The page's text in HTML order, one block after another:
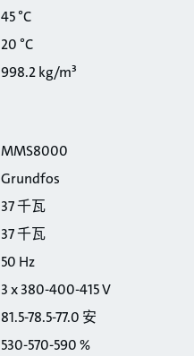
45 °C
20 °C
998.2 kg/m³
MMS8000
Grundfos
37 千瓦
37 千瓦
50 Hz
3 x 380-400-415 V
81.5-78.5-77.0 安
530-570-590 %